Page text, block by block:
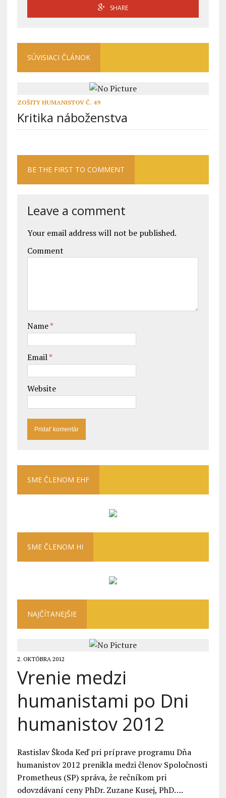
SHARE
SÚVISIACI ČLÁNOK
ZOŠITY HUMANISTOV Č. 49
Kritika náboženstva
BE THE FIRST TO COMMENT
Leave a comment
Your email address will not be published.
Comment
Name*
Email*
Website
SME ČLENOM EHF
SME ČLENOM HI
NAJČÍTANEJŠIE
2. OKTÓBRA 2012
Vrenie medzi
humanistami po Dni
humanistov 2012
Rastislav Škoda Keď pri príprave programu Dňa
humanistov 2012 prenikla medzi členov Spoločnosti
Prometheus (SP) správa, že rečníkom pri
odovzdávaní ceny PhDr. Zuzane Kusej, PhD….